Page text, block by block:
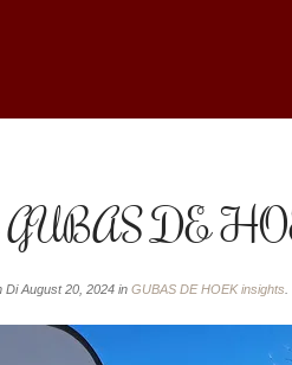
GUBAS DE
Di August 20, 2024 inGUBAS DE HOEK insights